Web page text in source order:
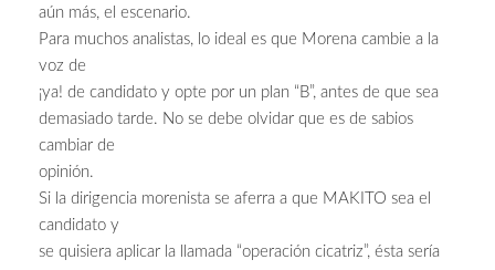
aún más, el escenario.
Para muchos analistas, lo ideal es que Morena cambie a la
voz de
¡ya! de candidato y opte por un plan “B”, antes de que sea
demasiado tarde. No se debe olvidar que es de sabios
cambiar de
opinión.
Si la dirigencia morenista se aferra a que MAKITO sea el
candidato y
se quisiera aplicar la llamada “operación cicatriz”, ésta sería